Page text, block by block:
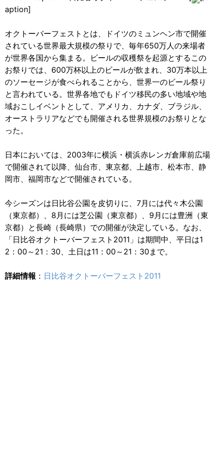
aption]
オクトーバーフェストとは、ドイツのミュンヘン市で開催
されている世界最大規模の祭りで、毎年650万人の来場者
が世界各国から集まる。ビールの収穫祭を起源とするこの
お祭りでは、600万杯以上のビールが飲まれ、30万本以上
のソーセージが食べられることから、世界一のビール祭り
と言われている。世界各地でもドイツ移民の多い地域や地
域おこしイベントとして、アメリカ、カナダ、ブラジル、
オーストラリアなどでも開催される世界規模のお祭りとな
った。
日本においては、2003年に横浜・横浜赤レンガ倉庫前広場
で開催されて以降、仙台市、東京都、上越市、松本市、静
岡市、福岡市などで開催されている。
今シーズンは日比谷公園を皮切りに、7月には代々木公園
（東京都）、8月には芝公園（東京都）、9月には豊洲（東
京都）と長崎（長崎県）での開催が決定している。なお、
「日比谷オクトーバーフェスト2011」は期間中、平日は1
2：00～21：30、土日は11：00～21：30まで。
詳細情報 ： 日比谷オクトーバーフェスト2011